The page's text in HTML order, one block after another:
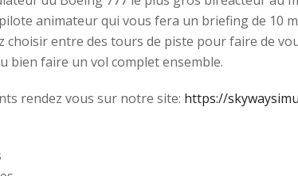
animateur qui vous fera un briefing de 10
choisir entre des tours de piste pour faire de
bien faire un vol complet ensemble.
rendez vous sur notre site: https://